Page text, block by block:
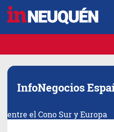
InfoNegocios
entre el Cono Sur y Europa